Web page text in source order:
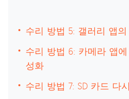
수리 방법 5: 갤러리 앱
수리 방법 6: 카메라 앱
성화
수리 방법 7: SD 카드 다